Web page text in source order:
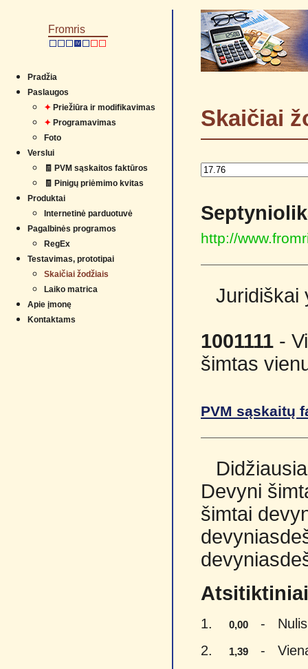
Fromris
IV
Pradžia
Paslaugos
✦ Priežiūra ir modifikavimas
✦ Programavimas
Foto
Verslui
🧾 PVM sąskaitos faktūros
🧾 Pinigų priėmimo kvitas
Produktai
Internetinė parduotuvė
Pagalbinės programos
RegEx
Testavimas, prototipai
Skaičiai žodžiais
Laiko matrica
Apie įmonę
Kontaktams
Skaičiai
http://
Juridiškai
1001111 -
šimtas
PVM sąskaitų
Devyni
šimtai
1. 0,00
- Nulis
2.
1,39
-